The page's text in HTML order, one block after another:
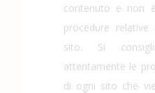
contenuto e non
procedure
sito. Si
attentamente le
di ogni sito che